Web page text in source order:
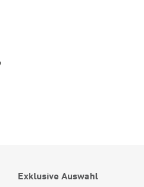
Exklusive Auswahl